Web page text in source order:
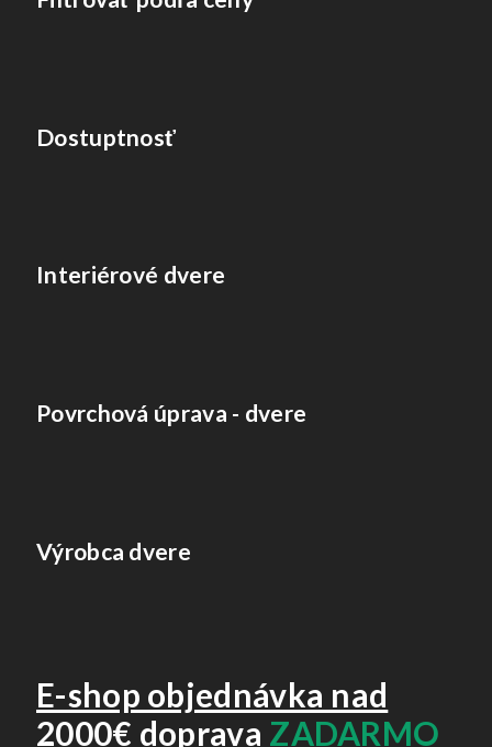
Dostuptnosť
Interiérové dvere
Povrchová úprava - dvere
Výrobca dvere
E-shop objednávka nad
2000€ doprava ZADARMO